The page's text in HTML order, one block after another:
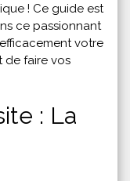
! Ce guide est
ce passionnant
votre
de faire vos
: La